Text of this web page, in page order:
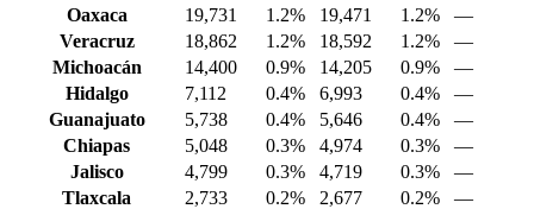
Oaxaca
19,731 1.2% 19,471 1.2%
—
Veracruz
18,862 1.2% 18,592 1.2%
—
Michoacán
14,400 0.9% 14,205 0.9%
—
Hidalgo
7,112 0.4% 6,993 0.4%
—
Guanajuato
5,738 0.4% 5,646 0.4%
—
Chiapas
5,048 0.3% 4,974 0.3%
—
Jalisco
4,799 0.3% 4,719 0.3%
—
Tlaxcala
2,733 0.2% 2,677 0.2%
—